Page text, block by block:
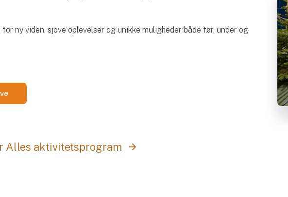
ny viden, sjove oplevelser og unikke muligheder både før, under og
Alles aktivitetsprogram